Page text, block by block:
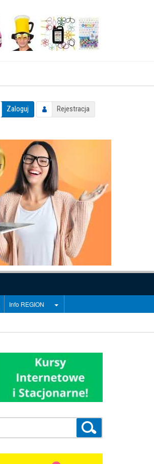
Zaloguj Rejestracja
Info REGION